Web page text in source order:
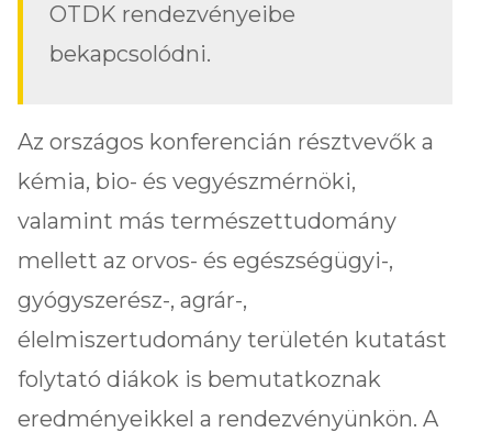
OTDK rendezvényeibe
bekapcsolódni.
Az országos konferencián résztvevők a
kémia, bio- és vegyészmérnöki,
valamint más természettudomány
mellett az orvos- és egészségügyi-,
gyógyszerész-, agrár-,
élelmiszertudomány területén kutatást
folytató diákok is bemutatkoznak
eredményeikkel a rendezvényünkön. A